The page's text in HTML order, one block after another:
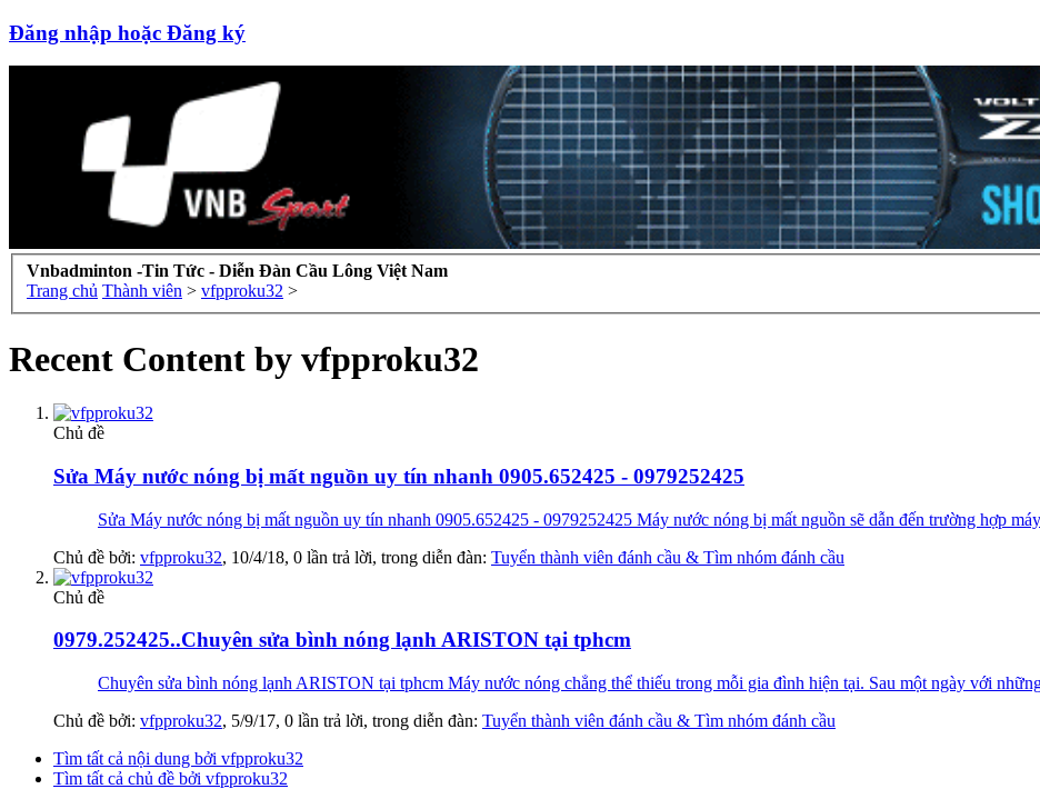
Đăng nhập hoặc Đăng ký
Vnbadminton -Tin Tức - Diễn Đàn Cầu Lông Việt Nam
Trang chủ Thành viên > vfpproku32 >
Recent Content by vfpproku32
Chủ đề
Sửa Máy nước nóng bị mất nguồn uy tín nhanh 0905.652425 - 0979252425
Sửa Máy nước nóng bị mất nguồn uy tín nhanh 0905.652425 - 0979252425 Máy nước nóng bị mất nguồn sẽ dẫn đến trường hợp
Chủ đề bởi: vfpproku32, 10/4/18, 0 lần trả lời, trong diễn đàn: Tuyển thành viên đánh cầu & Tìm nhóm đánh cầu
Chủ đề
0979.252425..Chuyên sửa bình nóng lạnh ARISTON tại tphcm
Chuyên sửa bình nóng lạnh ARISTON tại tphcm Máy nước nóng chẳng thể thiếu trong mỗi gia đình hiện tại. Sau một ngày với
Chủ đề bởi: vfpproku32, 5/9/17, 0 lần trả lời, trong diễn đàn: Tuyển thành viên đánh cầu & Tìm nhóm đánh cầu
Tìm tất cả nội dung bởi vfpproku32
Tìm tất cả chủ đề bởi vfpproku32